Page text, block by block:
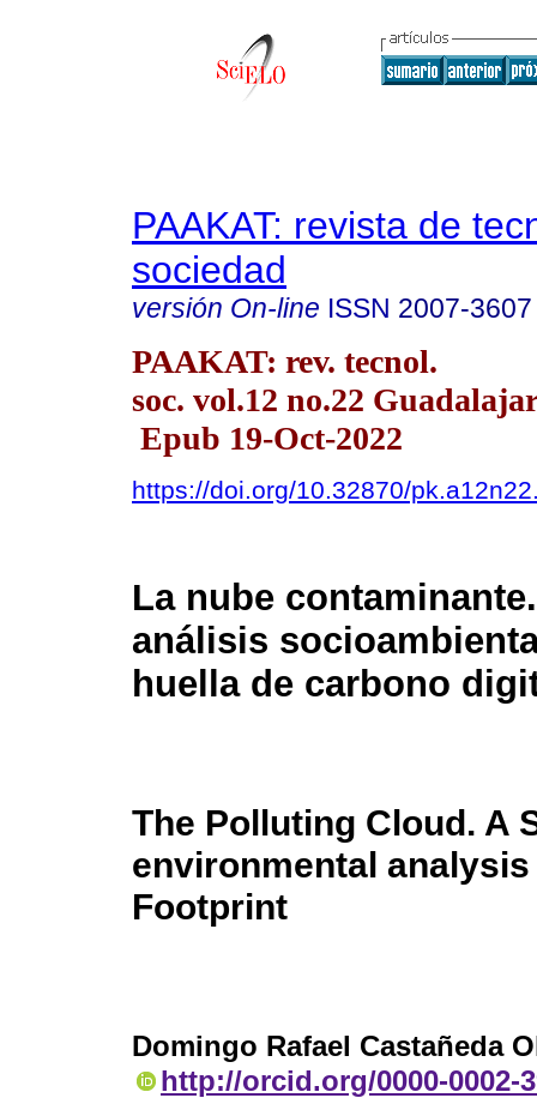
PAAKAT: revista de
sociedad
versión On-line ISSN 2007-3607
PAAKAT: rev. tecnol.
soc. vol.12 no.22
Epub 19-Oct-2022
https://doi.org/10.32870/
La nube
análisis
huella de carbono
The Polluting Cloud. A
environmental
Footprint
Domingo Rafael Castañeda
http://orcid.org/0000-0002-